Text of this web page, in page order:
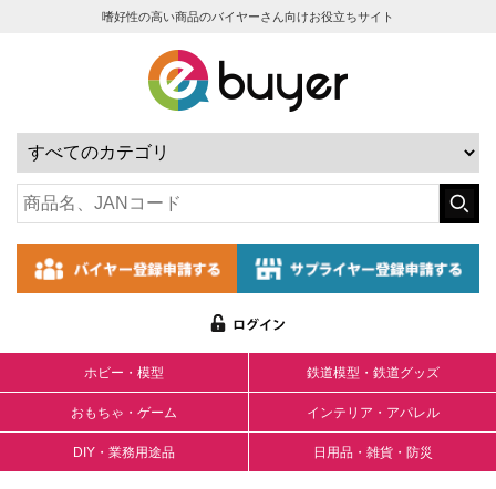
嗜好性の高い商品のバイヤーさん向けお役立ちサイト
ホビー・模型 鉄道模型・鉄道グッズ
おもちゃ・ゲーム インテリア・アパレル
DIY・業務用途品 日用品・雑貨・防災